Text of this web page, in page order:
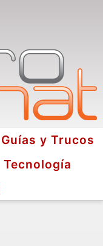
Guías y Trucos
Tecnología